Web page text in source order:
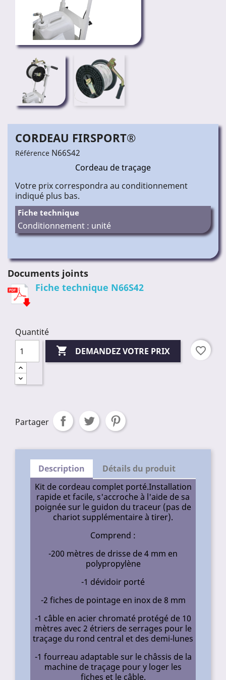
CORDEAU FIRSPORT®
Référence N66S42
Cordeau de traçage
Votre prix correspondra au conditionnement
indiqué plus bas.
Fiche technique
Conditionnement : unité
Documents joints
Fiche technique N66S42
Quantité
 DEMANDEZ VOTRE PRIX favorite_border
Partager
Description
Détails du produit
Kit de cordeau complet porté.Installation
rapide et facile, s'accroche à l'aide de sa
poignée sur le guidon du traceur (pas de
chariot supplémentaire à tirer).
Comprend :
-200 mètres de drisse de 4 mm en
polypropylène
-1 dévidoir porté
-2 fiches de pointage en inox de 8 mm
-1 câble en acier chromaté protégé de 10
mètres avec 2 étriers de serrages pour le
traçage du rond central et des demi-lunes
-1 fourreau adaptable sur le châssis de la
machine de traçage pour y loger les
fiches et le câble.